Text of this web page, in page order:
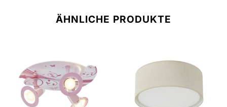
ÄHNLICHE PRODUKTE